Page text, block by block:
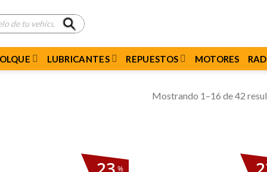
LUBRICANTES REPUESTOS MOTORES
Mostrando 1–16 de 42
%